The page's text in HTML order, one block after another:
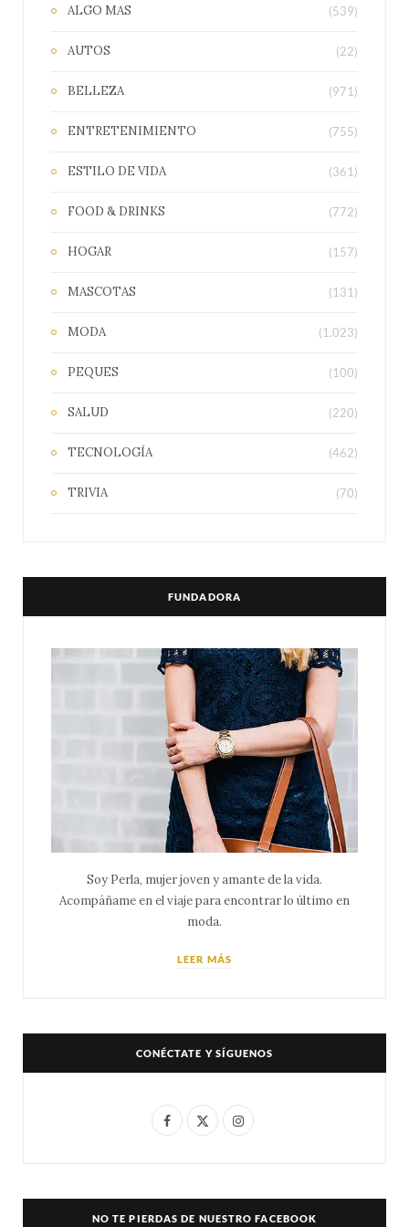
ALGO MAS (539)
AUTOS (22)
BELLEZA (971)
ENTRETENIMIENTO (755)
ESTILO DE VIDA (361)
FOOD & DRINKS (772)
HOGAR (157)
MASCOTAS (131)
MODA (1.023)
PEQUES (100)
SALUD (220)
TECNOLOGÍA (462)
TRIVIA (70)
FUNDADORA
Soy Perla, mujer joven y amante de la vida.
Acompáñame en el viaje para encontrar lo último en
moda.
LEER MÁS
CONÉCTATE Y SÍGUENOS
F
e
X
w
I
t
NO TE PIERDAS DE NUESTRO FACEBOOK